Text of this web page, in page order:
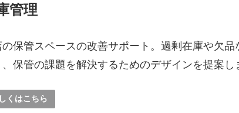
管理
の保管スペースの改善サポート。過剰在庫や欠
保管の課題を解決するためのデザインを提案し
くはこちら